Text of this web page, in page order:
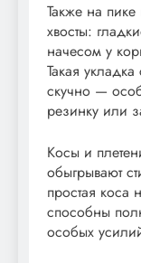
Также на
хвосты:
начесом у
Такая
скучно —
резинку или
Косы и
обыгрывают
простая коса
способны
особых